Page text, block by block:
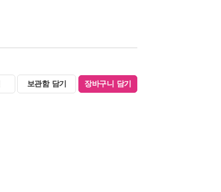
보관함 담기 장바구니 담기